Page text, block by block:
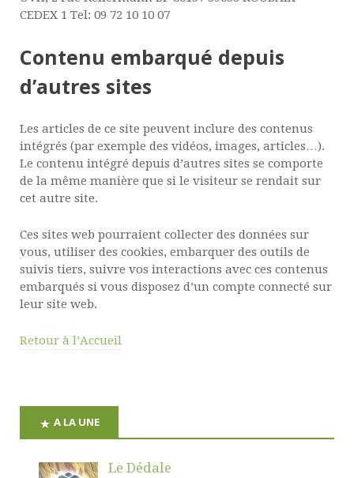
CEDEX 1 Tel: 09 72 10 10 07
Contenu embarqué depuis
d’autres sites
Les articles de ce site peuvent inclure des contenus
intégrés (par exemple des vidéos, images, articles…).
Le contenu intégré depuis d’autres sites se comporte
de la même manière que si le visiteur se rendait sur
cet autre site.
Ces sites web pourraient collecter des données sur
vous, utiliser des cookies, embarquer des outils de
suivis tiers, suivre vos interactions avec ces contenus
embarqués si vous disposez d’un compte connecté sur
leur site web.
Retour à l’Accueil
A LA UNE
Le Dédale